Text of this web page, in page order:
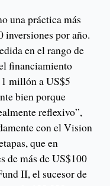
una práctica más
inversiones por año.
en el rango de
financiamiento
millón a US$5
bien porque
reflexivo”,
con el Vision
que en
de más de US$100
II, el sucesor de